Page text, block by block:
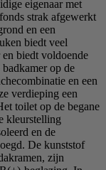
eigenaar met
strak afgewerkt
en een
biedt veel
biedt voldoende
op de
en een
verdieping een
toilet op de begane
kleurstelling
en de
De kunststof
zijn